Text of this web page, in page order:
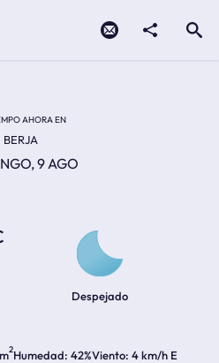
AHORA EN
BERJA
9 AGO
Despejado
2Humedad 42%Viento 4 km/h E